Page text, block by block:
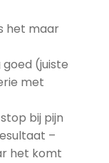
het maar
(juiste
met
bij pijn
–
het komt